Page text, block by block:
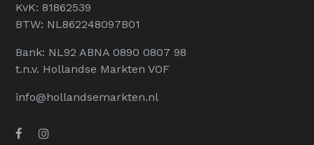
KvK: 81862539
BTW: NL862248097B01
Bank: NL92 ABNA 0890 0807 98
t.n.v. Hollandse Markten VOF
info@hollandsemarkten.nl